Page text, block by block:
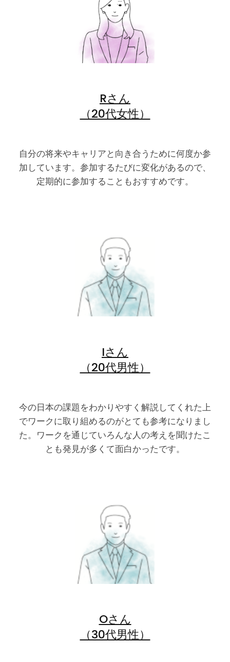
Rさん
（20代女性）
自分の将来やキャリアと向き合うために何度か参
加しています。参加するたびに変化があるので、
定期的に参加することもおすすめです。
Iさん
（20代男性）
今の日本の課題をわかりやすく解説してくれた上
でワークに取り組めるのがとても参考になりまし
た。ワークを通じていろんな人の考えを聞けたこ
とも発見が多くて面白かったです。
Oさん
（30代男性）